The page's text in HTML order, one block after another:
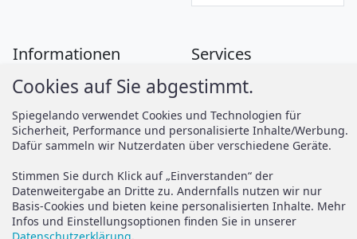
Informationen
Zahlung
Versand
AGB
Vertrag widerrufen
Datenschutz
Services
Montageanleitungen
Spiegelando Magazin
Support
Brauchen Sie Hilfe oder
haben Sie Fragen?
Cookies auf Sie abgestimmt.
Spiegelando verwendet Cookies und Technologien für
Sicherheit, Performance und personalisierte Inhalte/Werbung.
Dafür sammeln wir Nutzerdaten über verschiedene Geräte.
Stimmen Sie durch Klick auf „Einverstanden“ der
Datenweitergabe an Dritte zu. Andernfalls nutzen wir nur
Basis-Cookies und bieten keine personalisierten Inhalte. Mehr
Infos und Einstellungsoptionen finden Sie in unserer
Datenschutzerklärung.